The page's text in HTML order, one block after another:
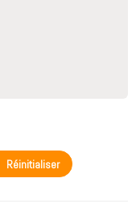
Réinitialiser